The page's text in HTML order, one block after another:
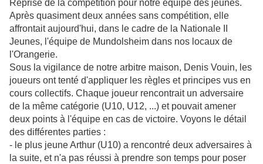
Reprise de la compétition pour notre équipe des jeunes.
Après quasiment deux années sans compétition, elle
affrontait aujourd'hui, dans le cadre de la Nationale II
Jeunes, l'équipe de Mundolsheim dans nos locaux de
l'Orangerie.
Sous la vigilance de notre arbitre maison, Denis Vouin, les
joueurs ont tenté d'appliquer les règles et principes vus en
cours collectifs. Chaque joueur rencontrait un adversaire
de la même catégorie (U10, U12, ...) et pouvait amener
deux points à l'équipe en cas de victoire. Voyons le détail
des différentes parties :
- le plus jeune Arthur (U10) a rencontré deux adversaires à
la suite, et n'a pas réussi à prendre son temps pour poser